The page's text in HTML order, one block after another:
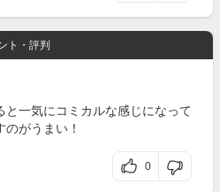
ト・評判
一気にコミカルな感じになって
がうまい！
0